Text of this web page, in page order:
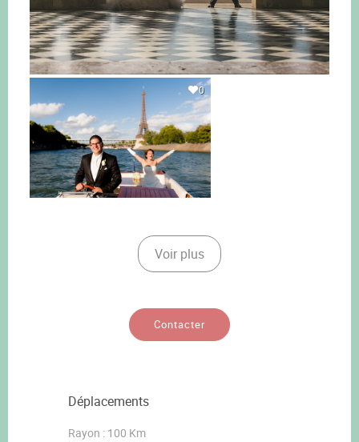
0
Voir plus
Contacter
Déplacements
Rayon : 100 Km